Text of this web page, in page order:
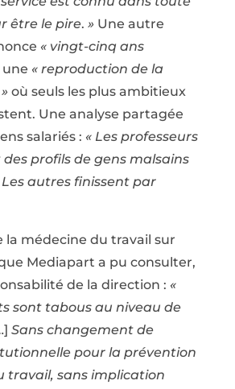
être le pire. »Une autre
« vingt-cinq ans
« reproduction de la
où seuls les plus ambitieux
Une analyse partagée
salariés : « Les professeurs
profils de gens malsains
autres finissent par
la médecine du travail sur
que Mediapart a pu consulter,
de la direction : «
sont tabous au niveau de
Sans changement de
pour la prévention
travail, sans implication